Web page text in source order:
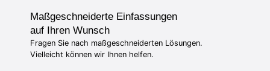
Maßgeschneiderte Einfassungen
auf Ihren Wunsch
Fragen Sie nach maßgeschneiderten Lösungen.
Vielleicht können wir Ihnen helfen.